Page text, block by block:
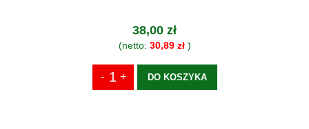
38,00 zł
(netto: 30,89 zł)
DO KOSZYKA